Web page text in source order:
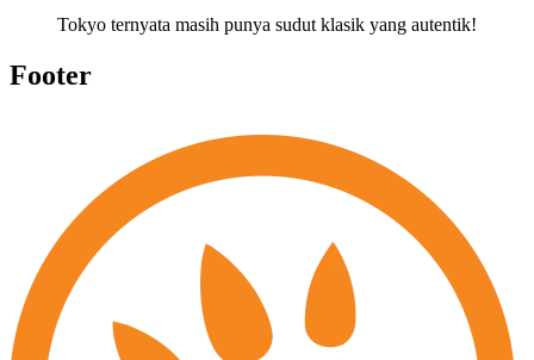
Tokyo ternyata masih punya sudut klasik yang autentik!
Footer